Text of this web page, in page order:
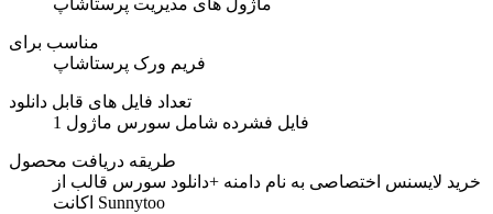
ماژول های مدیریت پرستاشاپ
مناسب برای
فریم ورک پرستاشاپ
تعداد فایل های قابل دانلود
1 فایل فشرده شامل سورس ماژول
طریقه دریافت محصول
خرید لایسنس اختصاصی به نام دامنه +دانلود سورس قالب از
اکانت Sunnytoo